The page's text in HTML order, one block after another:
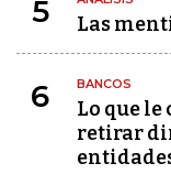
5 Las
6 BANCOS
Lo que le
retirar